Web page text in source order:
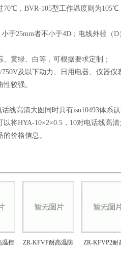
70℃，BVR-105型工作温度则为
于25mm者不小于4D；电线外径（
黄绿、白等，可根据要求定制；
及以下动力、日用电器、仪器
较强。
线高清大图同时具有iso10493体系
将HYA-10×2×0.5，10对电话线高
价格信息。
温控 ZR-KFVP耐高温防 ZR-KFVP2耐